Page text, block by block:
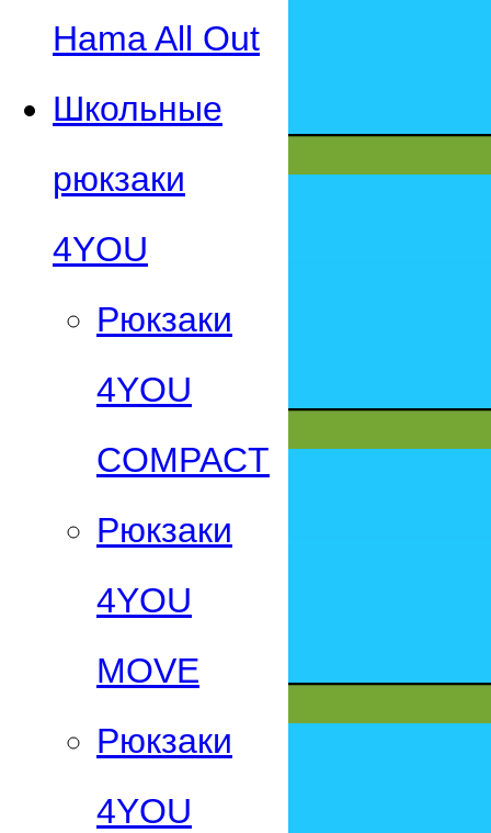
Hama All Out
Школьные
рюкзаки
4YOU
Рюкзаки
4YOU
СOMPACT
Рюкзаки
4YOU
MOVE
Рюкзаки
4YOU